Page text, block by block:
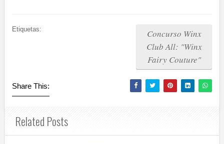
Etiquetas:
Concurso Winx
Club All: "Winx
Fairy Couture"
Share This:
Related Posts